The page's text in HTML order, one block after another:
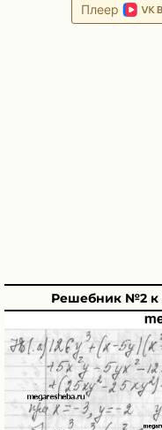
Плеер
Решебник №2 к